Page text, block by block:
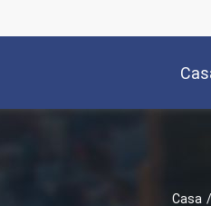
Casa /